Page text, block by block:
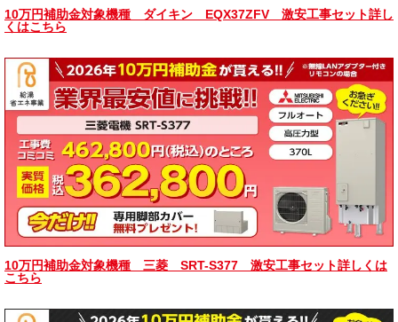
10万円補助金対象機種 ダイキン EQX37ZFV 激安工事セット詳し
くはこちら
10万円補助金対象機種 三菱 SRT-S377 激安工事セット詳しくは
こちら